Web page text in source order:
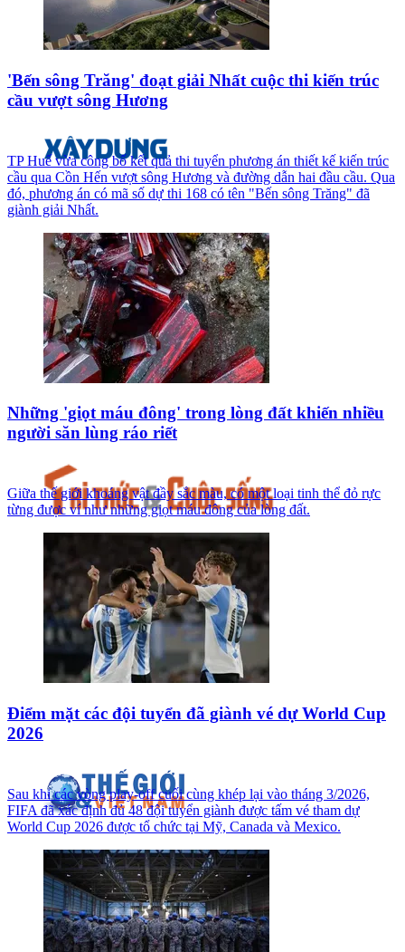
'Bến sông Trăng' đoạt giải Nhất cuộc thi kiến trúc
cầu vượt sông Hương
TP Huế vừa công bố kết quả thi tuyển phương án thiết kế kiến trúc
cầu qua Cồn Hến vượt sông Hương và đường dẫn hai đầu cầu. Qua
đó, phương án có mã số dự thi 168 có tên "Bến sông Trăng" đã
giành giải Nhất.
Những 'giọt máu đông' trong lòng đất khiến nhiều
người săn lùng ráo riết
Giữa thế giới khoáng vật đầy sắc màu, có một loại tinh thể đỏ rực
từng được ví như những giọt máu đông của lòng đất.
Điểm mặt các đội tuyển đã giành vé dự World Cup
2026
Sau khi các vòng play-off cuối cùng khép lại vào tháng 3/2026,
FIFA đã xác định đủ 48 đội tuyển giành được tấm vé tham dự
World Cup 2026 được tổ chức tại Mỹ, Canada và Mexico.